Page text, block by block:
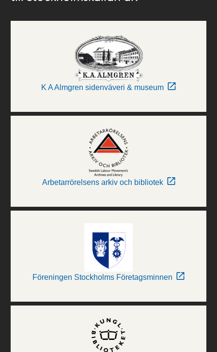
K A Almgren sidenväveri & museum
Arbetarrörelsens arkiv och bibliotek
Föreningen Stockholms Företagsminnen